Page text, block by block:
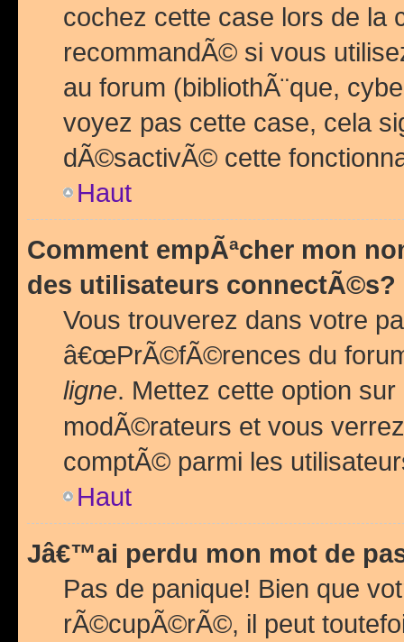
cochez cette case lors de
recommandÃ© si vous
au forum (bibliothÃ¨que,
voyez pas cette case, cela
dÃ©sactivÃ© cette
Haut
Comment empÃªcher mon
des utilisateurs connectÃ©s?
Vous trouverez dans votre
â€œPrÃ©fÃ©rences du
ligne. Mettez cette option sur
modÃ©rateurs et vous
comptÃ© parmi les
Haut
Jâ€™ai perdu mon mot de
Pas de panique! Bien que
rÃ©cupÃ©rÃ©, il peut